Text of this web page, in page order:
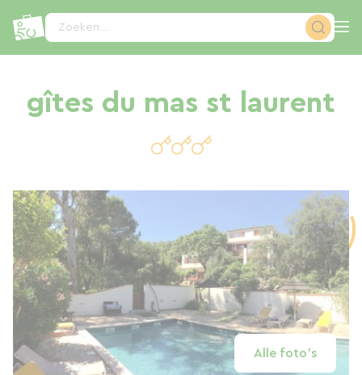
Zoeken...
gîtes du mas st laurent
Alle foto's
Cookies beheer paneel